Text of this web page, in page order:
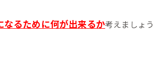
なるために何が出来るか考えましょう